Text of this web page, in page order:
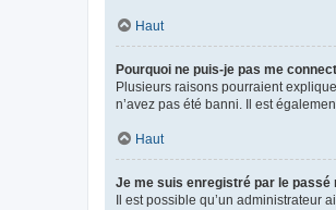
Haut
Pourquoi ne puis-je pas me
Plusieurs raisons pourraient
n’avez pas été banni. Il est
Haut
Je me suis enregistré par le passé
Il est possible qu’un administrateur